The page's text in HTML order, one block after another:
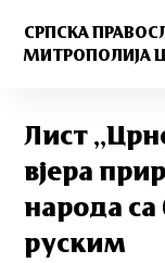
СРПСКА
МИТРОПОЛИЈА
Лист
вјера
народа
руским